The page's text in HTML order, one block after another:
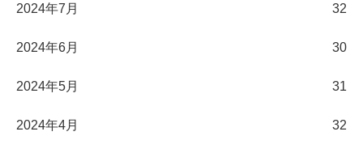
2024年7月 32
2024年6月 30
2024年5月 31
2024年4月 32